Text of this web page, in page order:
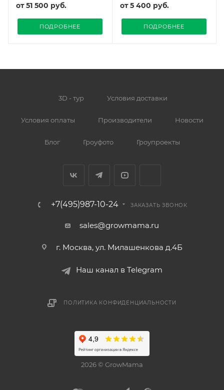
от51 500 руб.
ПОДРОБНЕЕ
от5 400 руб.
ПОДРОБНЕЕ
3D - тур Условия доставки
Условия оплаты Производители Новости
Блог Гроуфото Гроупроекты
+7(495)987-10-24 ЗАКАЗАТЬ ЗВОНОК
sales@growmama.ru
г. Москва, ул. Милашенкова д.4Б
Наш канал в Telegram
ПОЛИТИКА КОНФИДЕНЦИАЛЬНОСТИ
2026 © GrowMama